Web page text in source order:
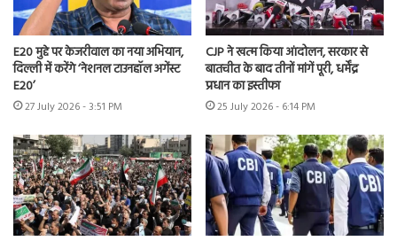
E20 मुद्दे पर केजरीवाल का नया अभियान,
दिल्ली में करेंगे ‘नेशनल टाउनहॉल अगेंस्ट
E20’
27 July 2026 - 3:51 PM
CJP ने खत्म किया आंदोलन, सरकार से
बातचीत के बाद तीनों मांगें पूरी, धर्मेंद्र
प्रधान का इस्तीफा
25 July 2026 - 6:14 PM